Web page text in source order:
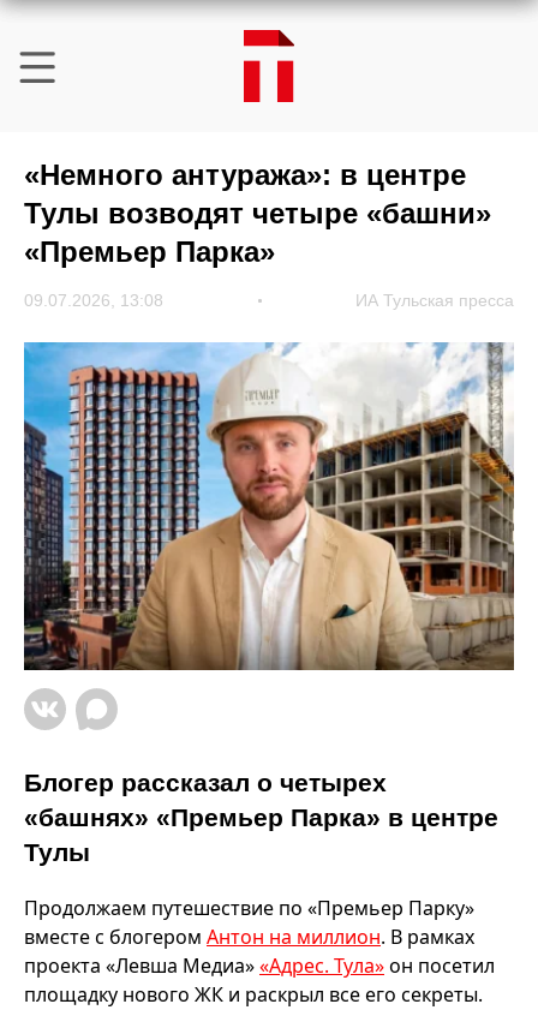
«Немного антуража»: в центре
Тулы возводят четыре «башни»
«Премьер Парка»
09.07.2026, 13:08 ИА Тульская пресса
Блогер рассказал о четырех
«башнях» «Премьер Парка» в центре
Тулы
Продолжаем путешествие по «Премьер Парку»
вместе с блогером Антон на миллион. В рамках
проекта «Левша Медиа»«Адрес. Тула»он посетил
площадку нового ЖК и раскрыл все его секреты.